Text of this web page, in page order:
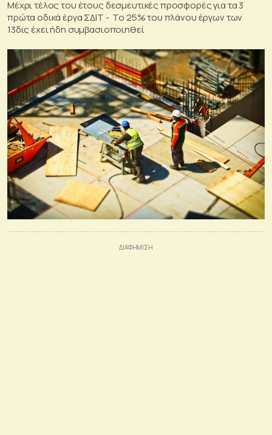
Μέχρι τέλος του έτους δεσμευτικές προσφορές για τα 3
πρώτα οδικά έργα ΣΔΙΤ - Το 25% του πλάνου έργων των
13δις έχει ήδη συμβασιοποιηθεί